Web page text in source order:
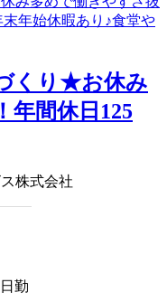
くり★お休み
年間休日125
株式会社
勤